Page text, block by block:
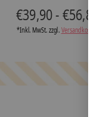
€39,90 - €56,80
*Inkl. MwSt. zzgl.Versandkosten